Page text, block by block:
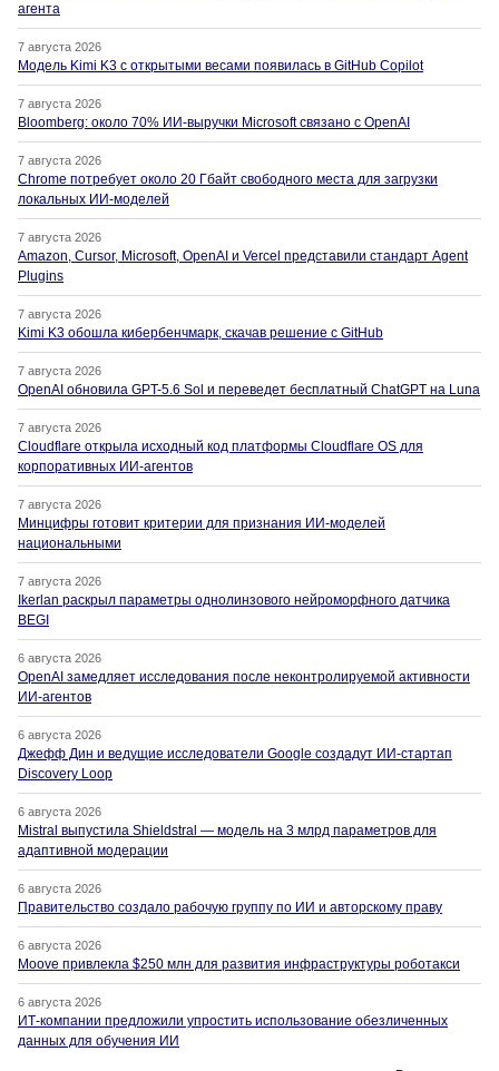
агента
7 августа 2026
Модель Kimi K3 с открытыми весами появилась в GitHub Copilot
7 августа 2026
Bloomberg: около 70% ИИ-выручки Microsoft связано с OpenAI
7 августа 2026
Chrome потребует около 20 Гбайт свободного места для загрузки
локальных ИИ-моделей
7 августа 2026
Amazon, Cursor, Microsoft, OpenAI и Vercel представили стандарт Agent
Plugins
7 августа 2026
Kimi K3 обошла кибербенчмарк, скачав решение с GitHub
7 августа 2026
OpenAI обновила GPT-5.6 Sol и переведет бесплатный ChatGPT на Luna
7 августа 2026
Cloudflare открыла исходный код платформы Cloudflare OS для
корпоративных ИИ-агентов
7 августа 2026
Минцифры готовит критерии для признания ИИ-моделей
национальными
7 августа 2026
Ikerlan раскрыл параметры однолинзового нейроморфного датчика
BEGI
6 августа 2026
OpenAI замедляет исследования после неконтролируемой активности
ИИ-агентов
6 августа 2026
Джефф Дин и ведущие исследователи Google создадут ИИ-стартап
Discovery Loop
6 августа 2026
Mistral выпустила Shieldstral — модель на 3 млрд параметров для
адаптивной модерации
6 августа 2026
Правительство создало рабочую группу по ИИ и авторскому праву
6 августа 2026
Moove привлекла $250 млн для развития инфраструктуры роботакси
6 августа 2026
ИТ-компании предложили упростить использование обезличенных
данных для обучения ИИ